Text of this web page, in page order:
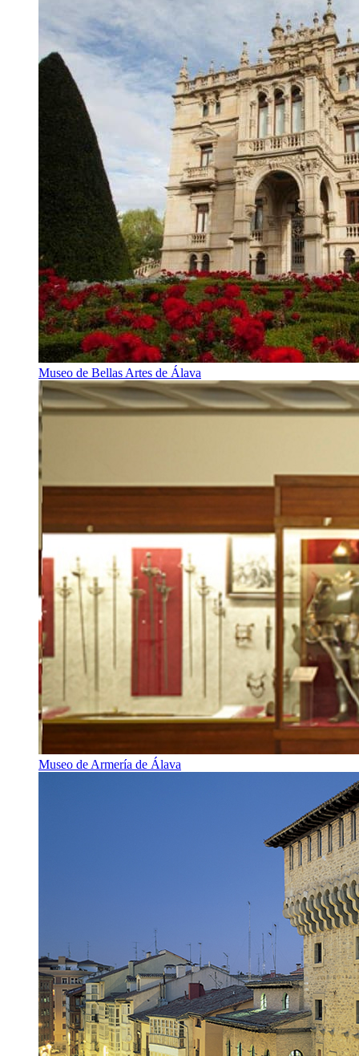
Museo de Bellas Artes de Álava
Museo de Armería de Álava